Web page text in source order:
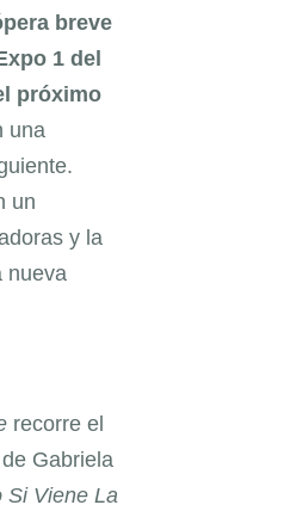
breve
1 del
próximo
una
un
y la
nueva
recorre el
Gabriela
Si Viene La